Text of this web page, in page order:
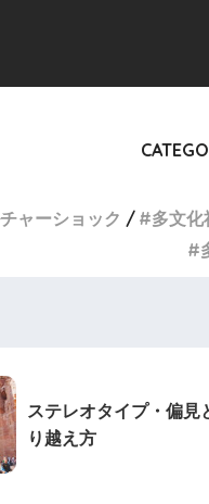
ャーショック
多文化
ステレオタイプ・偏見
り越え方